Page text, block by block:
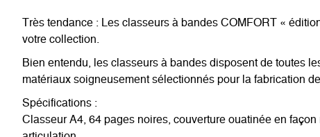
Très tendance : Les classeurs à bandes COMFORT «
votre collection.
Bien entendu, les classeurs à bandes disposent de toutes
matériaux soigneusement sélectionnés pour la fabrication
Spécifications :
Classeur A4, 64 pages noires, couverture ouatinée en